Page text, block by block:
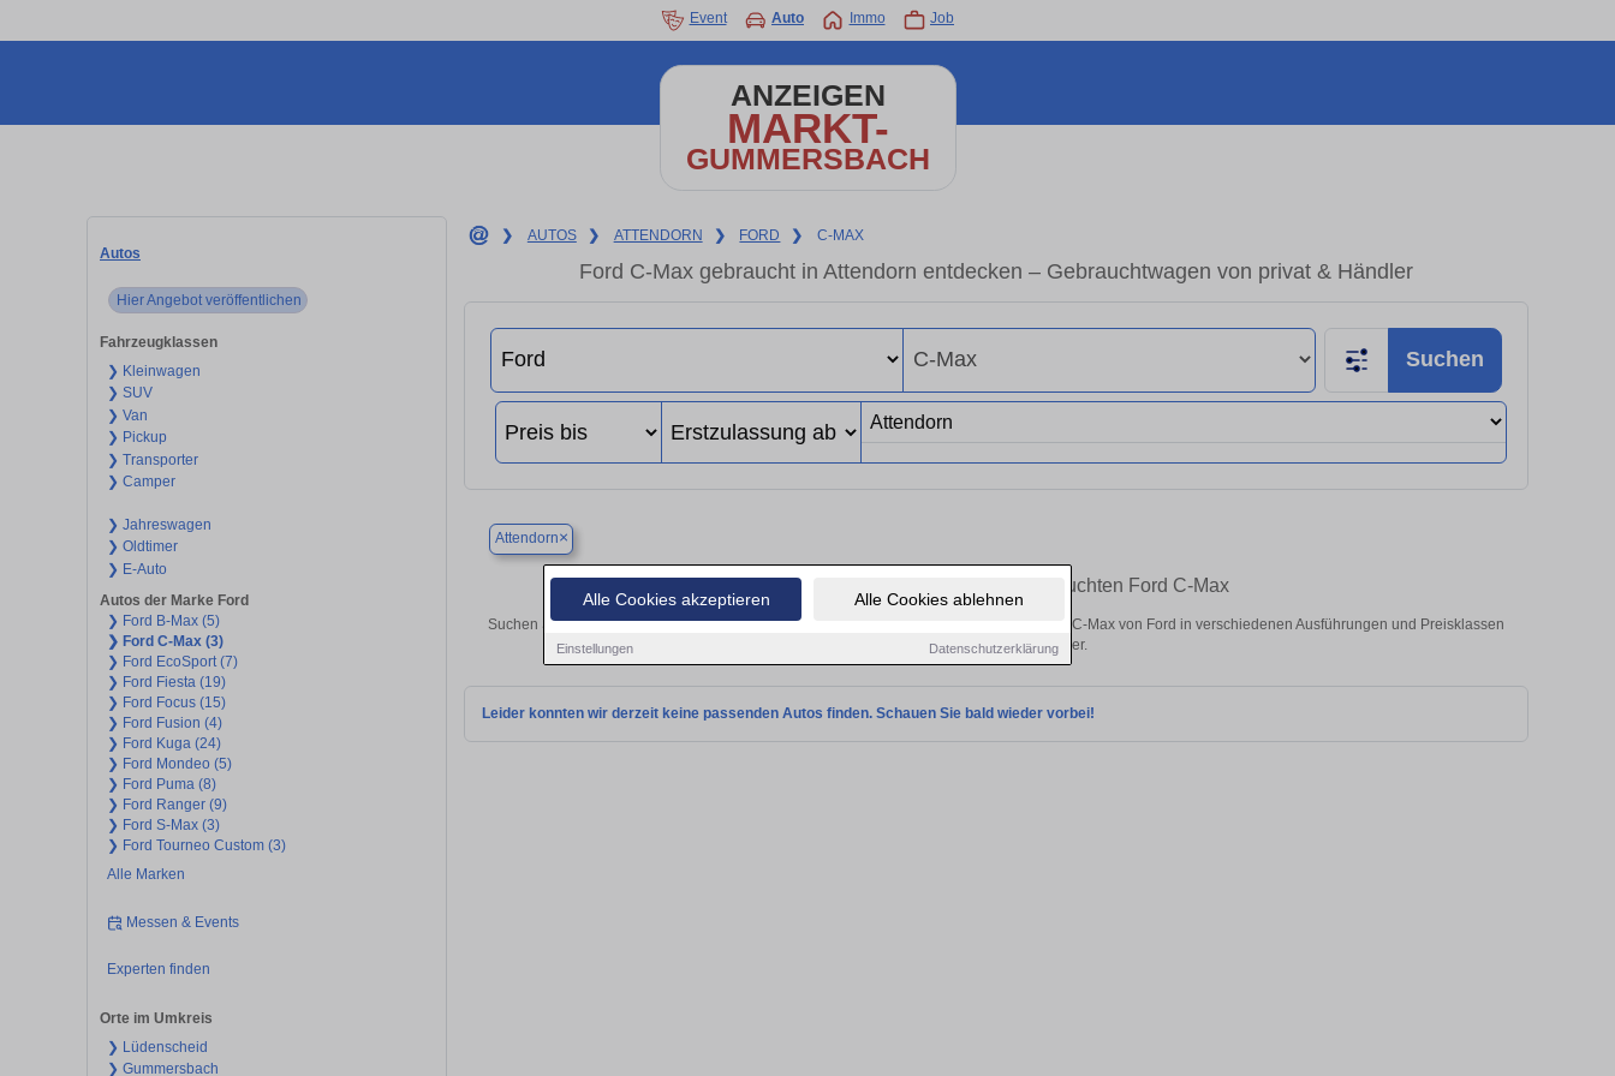
Alle Cookies akzeptieren Alle Cookies ablehnen
Einstellungen Datenschutzerklärung
Event Auto Immo Job
ANZEIGEN
MARKT-
GUMMERSBACH
Autos
Hier Angebot veröffentlichen
Fahrzeugklassen
❯ Kleinwagen
❯ SUV
❯ Van
❯ Pickup
❯ Transporter
❯ Camper
❯ Jahreswagen
❯ Oldtimer
❯ E-Auto
Autos der Marke Ford
❯ Ford B-Max (5)
❯ Ford C-Max (3)
❯ Ford EcoSport (7)
❯ Ford Fiesta (19)
❯ Ford Focus (15)
❯ Ford Fusion (4)
❯ Ford Kuga (24)
❯ Ford Mondeo (5)
❯ Ford Puma (8)
❯ Ford Ranger (9)
❯ Ford S-Max (3)
❯ Ford Tourneo Custom (3)
Alle Marken
Messen & Events
Experten finden
Orte im Umkreis
❯ Lüdenscheid
❯ Gummersbach
❯ AUTOS ❯ ATTENDORN ❯ FORD ❯ C-MAX
Ford C-Max gebraucht in Attendorn entdecken – Gebrauchtwagen von privat & Händler
Suchen
Attendorn×
Finden Sie in Attendorn Ihren gebrauchten Ford C-Max
Suchen Sie in Attendorn einen Ford C-Max Gebrauchtwagen? Entdecken Sie gebrauchte C-Max von Ford in verschiedenen Ausführungen und Preisklassen
von privat und vom Händler.
Leider konnten wir derzeit keine passenden Autos finden. Schauen Sie bald wieder vorbei!